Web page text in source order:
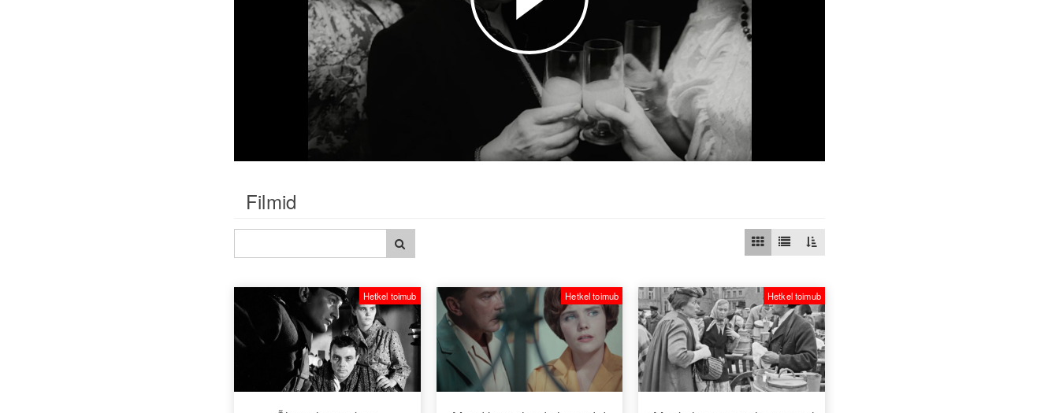
video
Filmid
Hetkel toimub Hetkel toimub Hetkel toimub